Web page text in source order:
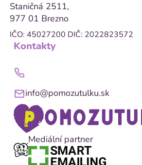
Staničná 2511,
977 01 Brezno
IČO: 45027200 DIČ: 2022823572
Kontakty
info@pomozutulku.sk
Mediální partner